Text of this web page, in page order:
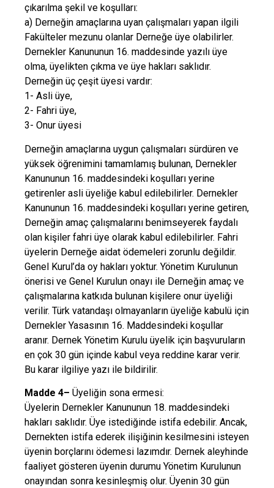
çıkarılma şekil ve koşulları:
a) Derneğin amaçlarına uyan çalışmaları yapan ilgili
Fakülteler mezunu olanlar Derneğe üye olabilirler.
Dernekler Kanununun 16. maddesinde yazılı üye
olma, üyelikten çıkma ve üye hakları saklıdır.
Derneğin üç çeşit üyesi vardır:
1- Asli üye,
2- Fahri üye,
3- Onur üyesi
Derneğin amaçlarına uygun çalışmaları sürdüren ve
yüksek öğrenimini tamamlamış bulunan, Dernekler
Kanununun 16. maddesindeki koşulları yerine
getirenler asli üyeliğe kabul edilebilirler. Dernekler
Kanununun 16. maddesindeki koşulları yerine getiren,
Derneğin amaç çalışmalarını benimseyerek faydalı
olan kişiler fahri üye olarak kabul edilebilirler. Fahri
üyelerin Derneğe aidat ödemeleri zorunlu değildir.
Genel Kurul’da oy hakları yoktur. Yönetim Kurulunun
önerisi ve Genel Kurulun onayı ile Derneğin amaç ve
çalışmalarına katkıda bulunan kişilere onur üyeliği
verilir. Türk vatandaşı olmayanların üyeliğe kabulü için
Dernekler Yasasının 16. Maddesindeki koşullar
aranır. Dernek Yönetim Kurulu üyelik için başvuruların
en çok 30 gün içinde kabul veya reddine karar verir.
Bu karar ilgiliye yazı ile bildirilir.
Madde 4– Üyeliğin sona ermesi:
Üyelerin Dernekler Kanununun 18. maddesindeki
hakları saklıdır. Üye istediğinde istifa edebilir. Ancak,
Dernekten istifa ederek ilişiğinin kesilmesini isteyen
üyenin borçlarını ödemesi lazımdır. Dernek aleyhinde
faaliyet gösteren üyenin durumu Yönetim Kurulunun
onayından sonra kesinleşmiş olur. Üyenin 30 gün